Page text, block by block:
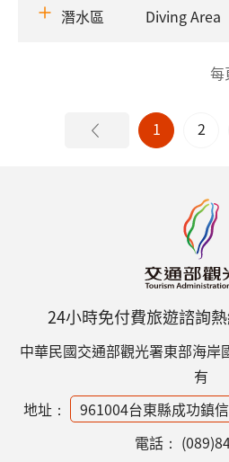
潛水區 Diving Area
每
1 2
24小時免付費旅遊諮詢熱
中華民國交通部觀光署東部海岸
有
地址：
961004台東縣成功鎮
電話：